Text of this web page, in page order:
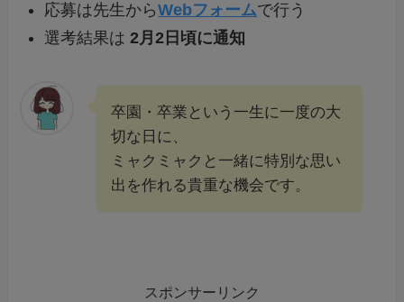
応募は先生からWebフォームで行う
選考結果は2月2日頃に通知
卒園・卒業という一生に一度の大
切な日に、
ミャクミャクと一緒に特別な思い
出を作れる貴重な機会です。
スポンサーリンク